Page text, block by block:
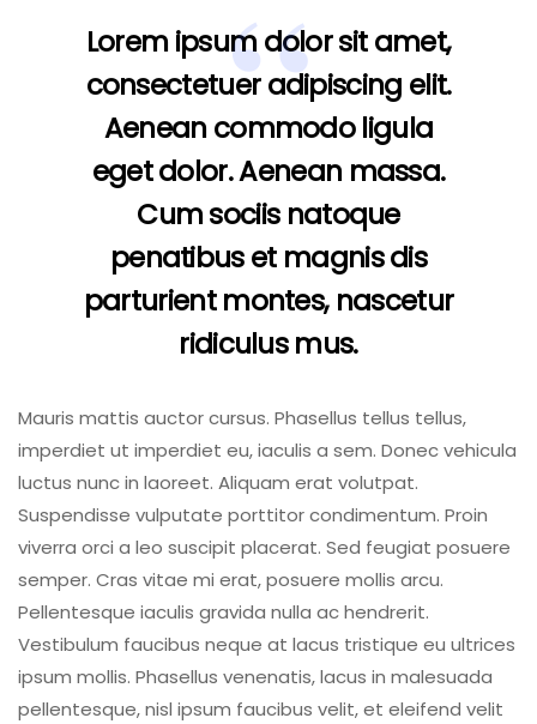
Lorem ipsum dolor sit amet,
consectetuer adipiscing elit.
Aenean commodo ligula
eget dolor. Aenean massa.
Cum sociis natoque
penatibus et magnis dis
parturient montes, nascetur
ridiculus mus.
Mauris mattis auctor cursus. Phasellus tellus tellus,
imperdiet ut imperdiet eu, iaculis a sem. Donec vehicula
luctus nunc in laoreet. Aliquam erat volutpat.
Suspendisse vulputate porttitor condimentum. Proin
viverra orci a leo suscipit placerat. Sed feugiat posuere
semper. Cras vitae mi erat, posuere mollis arcu.
Pellentesque iaculis gravida nulla ac hendrerit.
Vestibulum faucibus neque at lacus tristique eu ultrices
ipsum mollis. Phasellus venenatis, lacus in malesuada
pellentesque, nisl ipsum faucibus velit, et eleifend velit